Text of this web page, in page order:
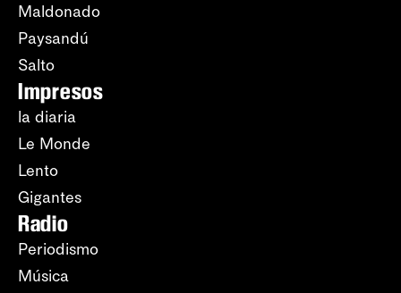
Maldonado
Paysandú
Salto
Impresos
la diaria
Le Monde
Lento
Gigantes
Radio
Periodismo
Música